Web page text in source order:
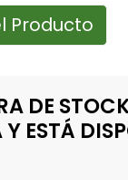
Producto
DE
ESTÁ